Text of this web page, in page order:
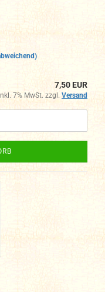
7,50 EUR
7% MwSt. zzgl. Versand